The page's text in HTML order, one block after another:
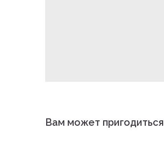
Вам может пригодиться